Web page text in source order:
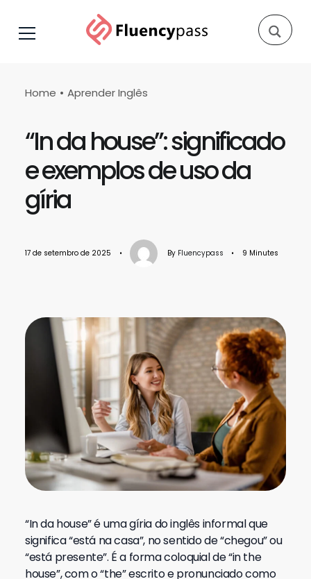
Home Aprender Inglês
“In da house”: significado
e exemplos de uso da
gíria
17 de setembro de 2025 • By Fluencypass • 9 Minutes
“In da house” é uma gíria do inglês informal que
significa “está na casa”, no sentido de “chegou” ou
“está presente”. É a forma coloquial de “in the
house”, com o “the” escrito e pronunciado como